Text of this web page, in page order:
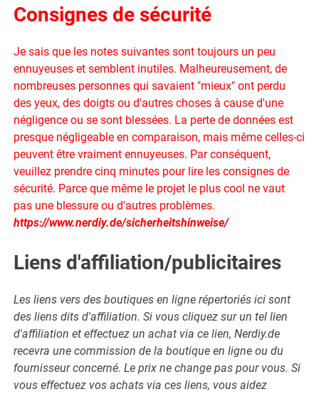
Consignes de sécurité
Je sais que les notes suivantes sont toujours un peu
ennuyeuses et semblent inutiles. Malheureusement, de
nombreuses personnes qui savaient "mieux" ont perdu
des yeux, des doigts ou d'autres choses à cause d'une
négligence ou se sont blessées. La perte de données est
presque négligeable en comparaison, mais même celles-ci
peuvent être vraiment ennuyeuses. Par conséquent,
veuillez prendre cinq minutes pour lire les consignes de
sécurité. Parce que même le projet le plus cool ne vaut
pas une blessure ou d'autres problèmes.
https://www.nerdiy.de/sicherheitshinweise/
Liens d'affiliation/publicitaires
Les liens vers des boutiques en ligne répertoriés ici sont
des liens dits d'affiliation. Si vous cliquez sur un tel lien
d'affiliation et effectuez un achat via ce lien, Nerdiy.de
recevra une commission de la boutique en ligne ou du
fournisseur concerné. Le prix ne change pas pour vous. Si
vous effectuez vos achats via ces liens, vous aidez